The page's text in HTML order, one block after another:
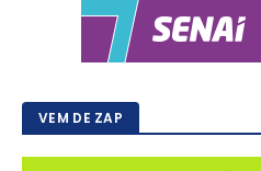
VEM DE ZAP